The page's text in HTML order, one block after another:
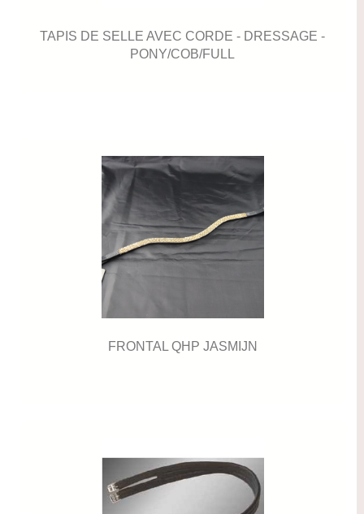
TAPIS DE SELLE AVEC CORDE - DRESSAGE -
PONY/COB/FULL
FRONTAL QHP JASMIJN